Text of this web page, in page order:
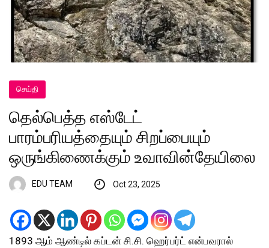
செய்தி
தெல்பெத்த எஸ்டேட்
பாரம்பரியத்தையும் சிறப்பையும்
ஒருங்கிணைக்கும் உவாவின்தேயிலை
EDU TEAM Oct 23, 2025
1893 ஆம் ஆண்டில் கப்டன் சி.சி. ஹெர்பர்ட் என்பவரால்